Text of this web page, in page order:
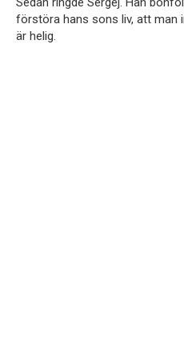
förstöra hans sons liv, att man
är helig.